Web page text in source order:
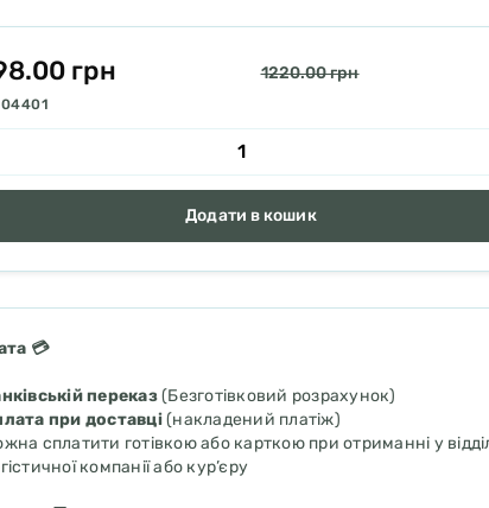
грн 1220.00 грн
Додати в кошик
💳
переказ(Безготівковий розрахунок)
при доставці(накладений платіж)
сплатити готівкою або карткою при отриманні у
компанії або кур’єру